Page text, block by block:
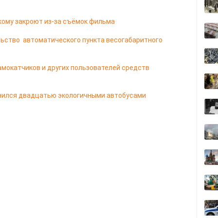
закроют из-за съёмок фильма
автоматического пункта весогабаритного
и других пользователей средств
двадцатью экологичными автобусами